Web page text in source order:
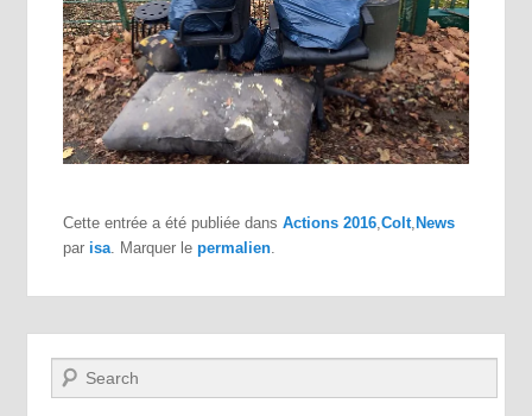
Cette entrée a été publiée dansActions 2016 ,Colt ,News
par isa . Marquer lepermalien
Recherche